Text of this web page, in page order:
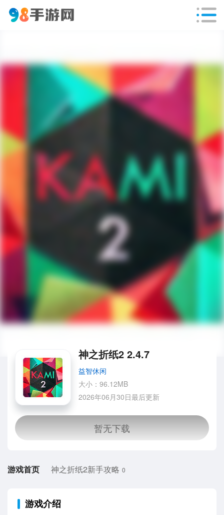
神之折纸2 2.4.7
益智休闲
大小：96.12MB
2026年06月30日最后更新
游戏首页 神之折纸2新手攻略 0
游戏介绍